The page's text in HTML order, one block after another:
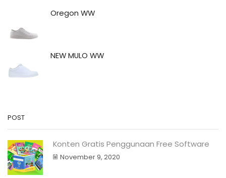
Oregon WW
NEW MULO WW
POST
Konten Gratis Penggunaan Free Software
November 9, 2020